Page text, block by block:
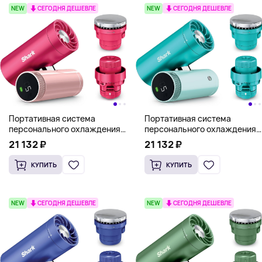
NEW СЕГОДНЯ ДЕШЕВЛЕ
Портативная система
персонального охлаждения
Shark ChillPill 3-in-1, розовый
21 132 ₽
КУПИТЬ
NEW СЕГОДНЯ ДЕШЕВЛЕ
Портативная система
персонального охлаждения
Shark ChillPill 3-in-1,
бирюзовый
21 132 ₽
КУПИТЬ
NEW СЕГОДНЯ ДЕШЕВЛЕ NEW СЕГОДНЯ ДЕШЕВЛЕ